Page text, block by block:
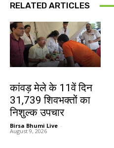
RELATED ARTICLES
कांवड़ मेले के 11वें दिन
31,739 शिवभक्तों का
निशुल्क उपचार
Birsa Bhumi Live -
August 9, 2026